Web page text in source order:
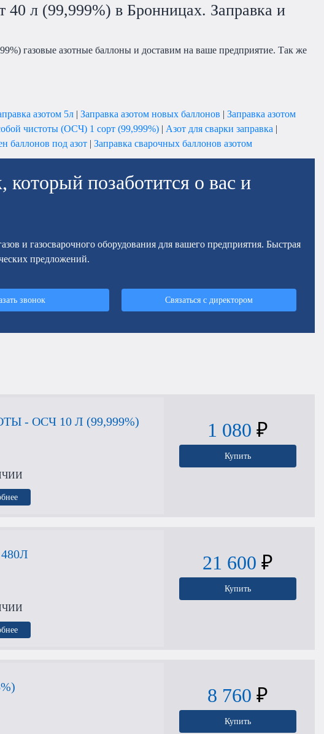
л (99,999%) в Бронницах. Заправка и
газовые азотные баллоны и доставим на ваше предприятие. Так же
азотом 5л | Заправка азотом новых баллонов | Заправка азотом
чистоты (ОСЧ) 1 сорт (99,999%) | Азот для сварки заправка |
баллонов под азот | Заправка сварочных баллонов азотом
позаботится о вас и
и газосварочного оборудования для вашего предприятия. Быстрая
предложений.
звонок Связаться с директором
- ОСЧ 10 Л (99,999%) 1 080 ₽
Купить
21 600 ₽
Купить
8 760 ₽
Купить